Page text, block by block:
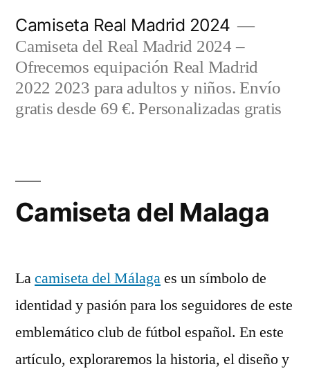
contenido
Camiseta Real Madrid 2024
Camiseta del Real Madrid 2024 –
Ofrecemos equipación Real Madrid
2022 2023 para adultos y niños. Envío
gratis desde 69 €. Personalizadas gratis
Camiseta del Malaga
Lacamiseta del Málagaes un símbolo de
identidad y pasión para los seguidores de este
emblemático club de fútbol español. En este
artículo, exploraremos la historia, el diseño y